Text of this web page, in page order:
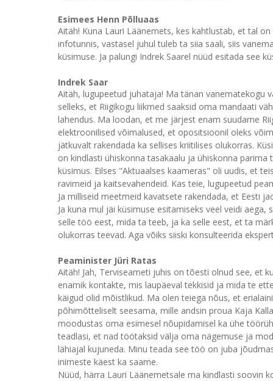
Esimees Henn Põlluaas
Aitäh! Kuna Lauri Läänemets, kes kahtlustab, et tal
infotunnis, vastasel juhul tuleb ta siia saali, siis
küsimuse. Ja palungi Indrek Saarel nüüd esitada see
Indrek Saar
Aitäh, lugupeetud juhataja! Ma tänan vanematekogu
selleks, et Riigikogu liikmed saaksid oma mandaati
lahendus. Ma loodan, et me järjest enam suudame
elektroonilised võimalused, et opositsioonil oleks
jätkuvalt rakendada ka sellises kriitilises olukorras.
on kindlasti ühiskonna tasakaalu ja ühiskonna
küsimus. Eilses "Aktuaalses kaameras" oli uudis, et
ravimeid ja kaitsevahendeid. Kas teie, lugupeetud
Ja milliseid meetmeid kavatsete rakendada, et Eesti
Ja kuna mul jäi küsimuse esitamiseks veel veidi
selle töö eest, mida ta teeb, ja ka selle eest, et ta
olukorras teevad. Aga võiks siiski konsulteerida
Peaminister Jüri Ratas
Aitäh! Jah, Terviseameti juhis on tõesti olnud see, et
enamik kontakte, mis laupäeval tekkisid ja mida te
käigud olid mõistlikud. Ma olen teiega nõus, et
põhimõtteliselt seesama, mille andsin proua Kaja
moodustas oma esimesel nõupidamisel ka ühe
teadlasi, et nad töötaksid välja oma nägemuse ja
lähiajal kujuneda. Minu teada see töö on juba
inimeste käest ka saame.
Nüüd, härra Lauri Läänemetsale ma kindlasti soovin